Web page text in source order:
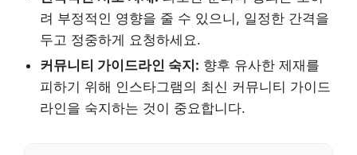
려 부정적인 영향을 줄 수 있으니, 일정한 간격을
두고 정중하게 요청하세요.
커뮤니티 가이드라인 숙지: 향후 유사한 제재를
피하기 위해 인스타그램의 최신 커뮤니티 가이드
라인을 숙지하는 것이 중요합니다.